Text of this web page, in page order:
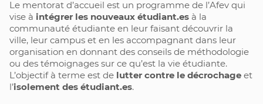
Le mentorat d’accueil est un programme de l’Afev qui
vise à intégrer les nouveaux étudiant.es à la
communauté étudiante en leur faisant découvrir la
ville, leur campus et en les accompagnant dans leur
organisation en donnant des conseils de méthodologie
ou des témoignages sur ce qu’est la vie étudiante.
L’objectif à terme est de lutter contre le décrochage et
l’isolement des étudiant.es.